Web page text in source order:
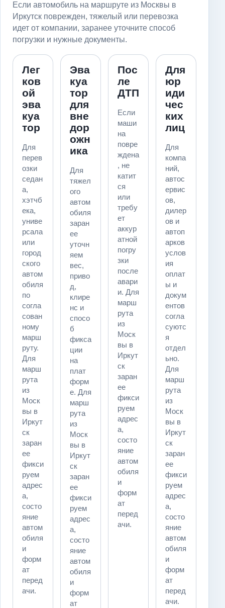
Если автомобиль на маршруте из Москвы в
Иркутск поврежден, тяжелый или перевозка
идет от компании, заранее уточните способ
погрузки и нужные документы.
Лег
ков
ой
эва
куа
тор
Для
перев
озки
седан
а,
хэтчб
ека,
униве
рсала
или
город
ского
автом
обиля
по
согла
сован
ному
марш
руту.
Для
марш
рута
из
Моск
вы в
Иркут
ск
заран
ее
фикси
руем
адрес
а,
состо
яние
автом
обиля
и
форм
ат
перед
ачи.
Эва
куа
тор
для
вне
дор
ожн
ика
Для
тяжел
ого
автом
обиля
заран
ее
уточн
яем
вес,
приво
д,
клире
нс и
спосо
б
фикса
ции
на
плат
форм
е. Для
марш
рута
из
Моск
вы в
Иркут
ск
заран
ее
фикси
руем
адрес
а,
состо
яние
автом
обиля
и
форм
ат
Пос
ле
ДТП
Если
маши
на
повре
ждена
, не
катит
ся
или
требу
ет
аккур
атной
погру
зки
после
авари
и. Для
марш
рута
из
Моск
вы в
Иркут
ск
заран
ее
фикси
руем
адрес
а,
состо
яние
автом
обиля
и
форм
ат
перед
ачи.
Для
юр
иди
чес
ких
лиц
Для
компа
ний,
автос
ервис
ов,
дилер
ов и
автоп
арков
услов
ия
оплат
ы и
докум
ентов
согла
суютс
я
отдел
ьно.
Для
марш
рута
из
Моск
вы в
Иркут
ск
заран
ее
фикси
руем
адрес
а,
состо
яние
автом
обиля
и
форм
ат
перед
ачи.